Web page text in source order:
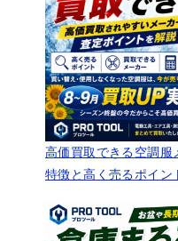
高価買取できる空調服
特徴と高く売るポイン